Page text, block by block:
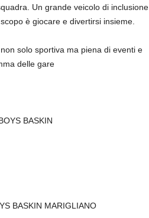
Un grande veicolo di inclusione
è giocare e divertirsi insieme.
solo sportiva ma piena di eventi e
delle gare
BASKIN
BASKIN MARIGLIANO